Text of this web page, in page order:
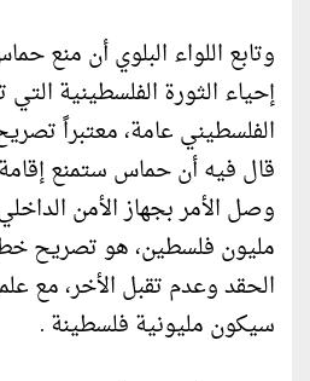
وتابع اللواء البلوي أن منع
إحياء الثورة الفلسطينية
الفلسطيني عامة، معتبراً
قال فيه أن حماس ستمنع
وصل الأمر بجهاز الأمن
مليون فلسطين، هو تصريح
الحقد وعدم تقبل الأخر، مع
سيكون مليونية فلسطينة .